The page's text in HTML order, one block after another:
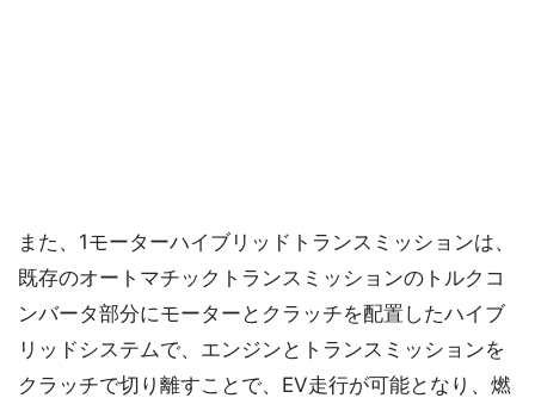
また、1モーターハイブリッドトランスミッションは、
既存のオートマチックトランスミッションのトルクコ
ンバータ部分にモーターとクラッチを配置したハイブ
リッドシステムで、エンジンとトランスミッションを
クラッチで切り離すことで、EV走行が可能となり、燃